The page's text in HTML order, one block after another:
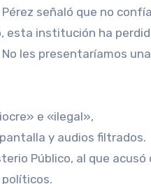
señaló que no
esta institución ha
les presentaríamos una
e «ilegal»,
y audios filtrados.
Público, al que acusó